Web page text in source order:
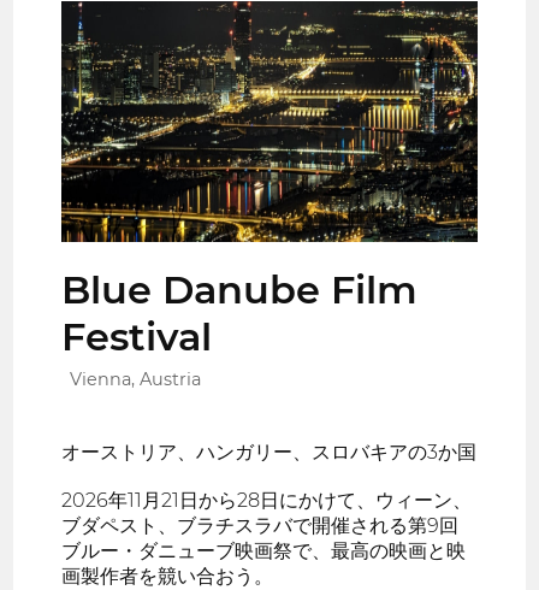
Blue Danube Film
Festival
Vienna, Austria
オーストリア、ハンガリー、スロバキアの3か国
2026年11月21日から28日にかけて、ウィーン、
ブダペスト、ブラチスラバで開催される第9回
ブルー・ダニューブ映画祭で、最高の映画と映
画製作者を競い合おう。